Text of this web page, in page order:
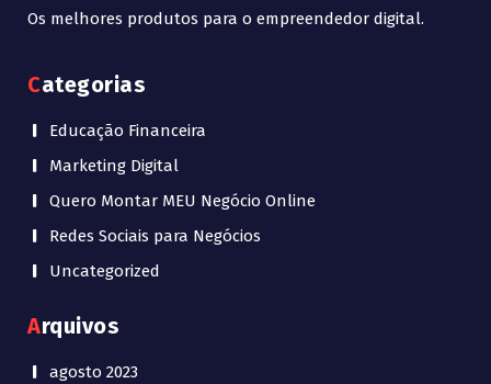
Os melhores produtos para o empreendedor digital.
Categorias
Educação Financeira
Marketing Digital
Quero Montar MEU Negócio Online
Redes Sociais para Negócios
Uncategorized
Arquivos
agosto 2023